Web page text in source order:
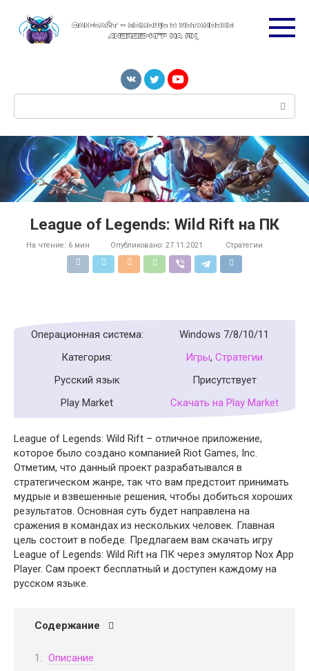
контенту
League of Legends: Wild Rift на ПК
На чтение: 6 мин Опубликовано: 27.11.2021 Стратегии
Операционная система:
Windows 7/8/10/11
Категория:
Игры, Стратегии
Русский язык
Присутствует
Play Market
Скачать на Play Market
League of Legends: Wild Rift – отличное приложение,
которое было создано компанией Riot Games, Inc.
Отметим, что данный проект разрабатывался в
стратегическом жанре, так что вам предстоит принимать
мудрые и взвешенные решения, чтобы добиться хороших
результатов. Основная суть будет направлена на
сражения в командах из нескольких человек. Главная
цель состоит в победе. Предлагаем вам скачать игру
League of Legends: Wild Rift на ПК через эмулятор Nox App
Player. Сам проект бесплатный и доступен каждому на
русском языке.
Содержание
Описание